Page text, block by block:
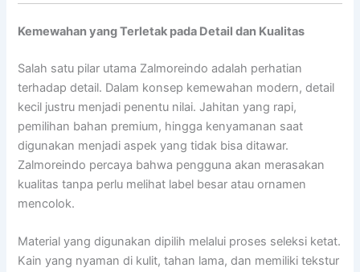
Kemewahan yang Terletak pada Detail dan Kualitas
Salah satu pilar utama Zalmoreindo adalah perhatian
terhadap detail. Dalam konsep kemewahan modern, detail
kecil justru menjadi penentu nilai. Jahitan yang rapi,
pemilihan bahan premium, hingga kenyamanan saat
digunakan menjadi aspek yang tidak bisa ditawar.
Zalmoreindo percaya bahwa pengguna akan merasakan
kualitas tanpa perlu melihat label besar atau ornamen
mencolok.
Material yang digunakan dipilih melalui proses seleksi ketat.
Kain yang nyaman di kulit, tahan lama, dan memiliki tekstur